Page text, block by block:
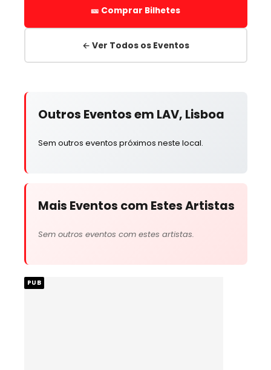
🎫 Comprar Bilhetes
← Ver Todos os Eventos
Outros Eventos em LAV, Lisboa
Sem outros eventos próximos neste local.
Mais Eventos com Estes Artistas
Sem outros eventos com estes artistas.
PUB